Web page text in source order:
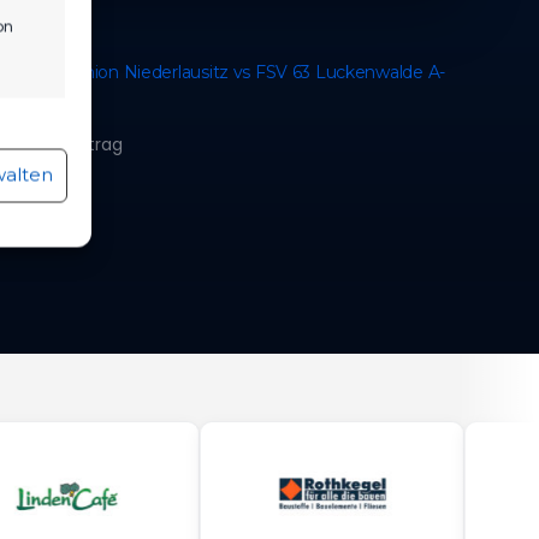
Fußballunion Niederlausitz vs FSV 63 Luckenwalde A-
Beitrag